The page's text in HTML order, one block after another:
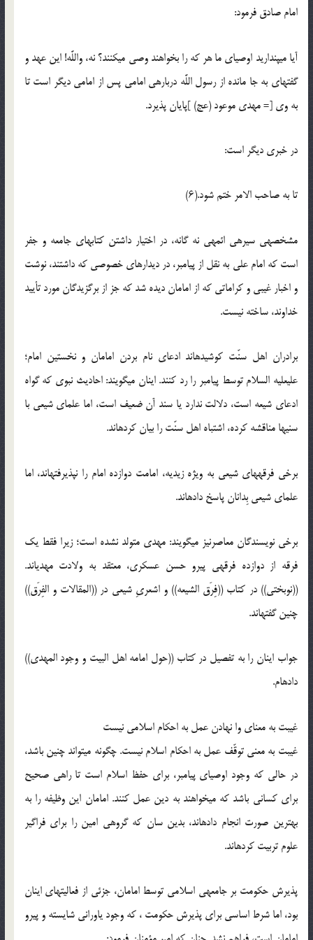
امام صادق فرمود:
آیا می‏پندارید اوصیای ما هر که را بخواهند وصی می‏کنند؟ نه، واللَّه! این عهد و
گفته‏ای به جا مانده از رسول اللَّه درباره‏ی امامی پس از امامی دیگر است تا
به وی [= مهدی موعود (عج) ]پایان پذیرد.
در خبری دیگر است:
تا به صاحب الامر ختم شود.(۶)
مشخصه‏ی سیره‏ی ائمه‏ی نه گانه، در اختیار داشتن کتاب‏های جامعه و جفر
است که امام علی به نقل از پیامبر، در دیدارهای خصوصی که داشتند، نوشت
و اخبار غیبی و کراماتی که از امامان دیده شد که جز از برگزیدگان مورد تأیید
خداوند، ساخته نیست.
برادران اهل سنّت کوشیده‏اند ادعای نام بردن امامان و نخستین امام؛
علی‏علیه السلام توسط پیامبر را رد کنند. اینان می‏گویند: احادیث نبوی که گواه
ادعای شیعه است، دلالت ندارد یا سند آن ضعیف است، اما علمای شیعی با
سنی‏ها مناقشه کرده، اشتباه اهل سنّت را بیان کرده‏اند.
برخی فرقه‏های شیعی به ویژه زیدیه، امامت دوازده امام را نپذیرفته‏اند، اما
علمای شیعی بِدانان پاسخ داده‏اند.
برخی نویسندگان معاصرنیز می‏گویند: مهدی متولد نشده است؛ زیرا فقط یک
فرقه از دوازده فرقه‏ی پیرو حسن عسکری، معتقد به ولادت مهدی‏اند.
((نوبختی)) در کتاب ((فِرَق الشیعه)) و اشعریِ شیعی در ((المقالات و الفِرَق))
چنین گفته‏اند.
جواب اینان را به تفصیل در کتاب ((حول امامه اهل البیت و وجود المهدی))
داده‏ام.
غیبت به معنای وا نهادن عمل به احکام اسلامی نیست‏
غیبت به معنی توقّف عمل به احکام اسلام نیست. چگونه می‏تواند چنین باشد،
در حالی که وجود اوصیای پیامبر، برای حفظ اسلام است تا راهی صحیح
برای کسانی باشد که می‏خواهند به دین عمل کنند. امامان این وظیفه را به
بهترین صورت انجام داده‏اند، بدین سان که گروهی امین را برای فراگیر
علوم تربیت کرده‏اند.
پذیرش حکومت بر جامعه‏ی اسلامی توسط امامان، جزئی از فعالیت‏های اینان
بود، اما شرط اساسی برای پذیرش حکومت ، که وجود یاورانی شایسته و پیرو